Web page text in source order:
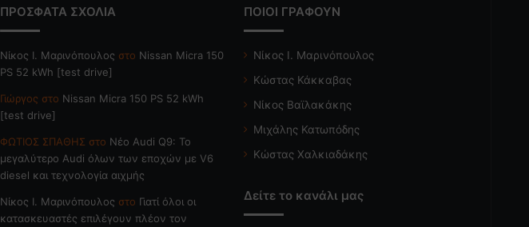
ΠΡΟΣΦΑΤΑ ΣΧΟΛΙΑ
Nίκος Ι. Mαρινόπουλος στο Nissan Micra 150
PS 52 kWh [test drive]
Γιώργος στο Nissan Micra 150 PS 52 kWh
[test drive]
ΦΩΤΙΟΣ ΣΠΑΘΗΣ στο Νέο Audi Q9: Το
μεγαλύτερο Audi όλων των εποχών με V6
diesel και τεχνολογία αιχμής
Nίκος Ι. Mαρινόπουλος στο Γιατί όλοι οι
κατασκευαστές επιλέγουν πλέον τον
ΠΟΙΟΙ ΓΡΑΦΟΥΝ
Νίκος Ι. Μαρινόπουλος
Κώστας Κάκκαβας
Νίκος Βαϊλακάκης
Μιχάλης Κατωπόδης
Κώστας Χαλκιαδάκης
Δείτε το κανάλι μας